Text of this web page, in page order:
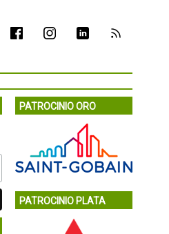
PATROCINIO ORO
PATROCINIO PLATA